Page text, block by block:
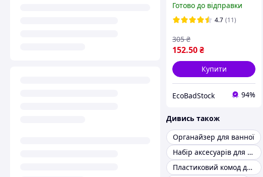
Готово до відправки
4.7 (11)
152.50₴
305 ₴
Купити
EcoBadStock 94%
Дивись також
Органайзер для ванної
Набір аксесуарів для ванної кімнати
Пластиковий комод для ванної